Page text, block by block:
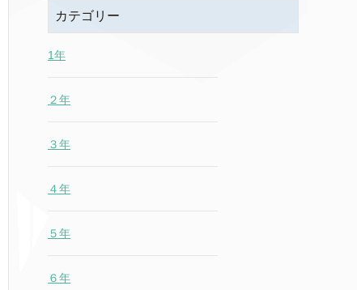
カテゴリー
1年
２年
３年
４年
５年
６年